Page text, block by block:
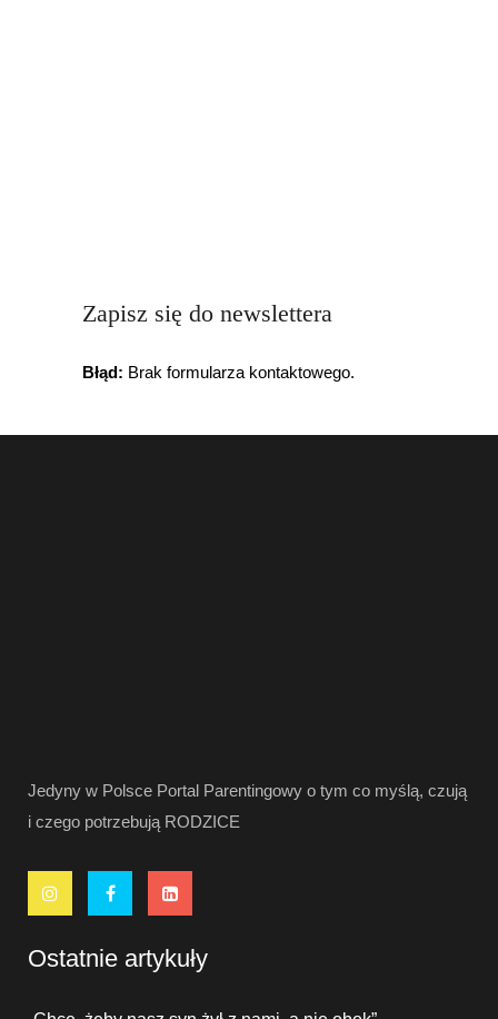
Zapisz się do newslettera
Błąd: Brak formularza kontaktowego.
Jedyny w Polsce Portal Parentingowy o tym co myślą, czują
i czego potrzebują RODZICE
Ostatnie artykuły